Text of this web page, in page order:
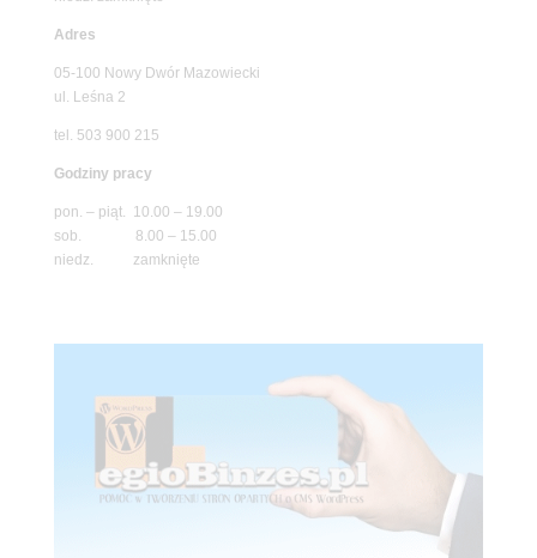
Adres
05-100 Nowy Dwór Mazowiecki
ul. Leśna 2
tel. 503 900 215
Godziny pracy
pon. – piąt. 10.00 – 19.00
sob. 8.00 – 15.00
niedz. zamknięte